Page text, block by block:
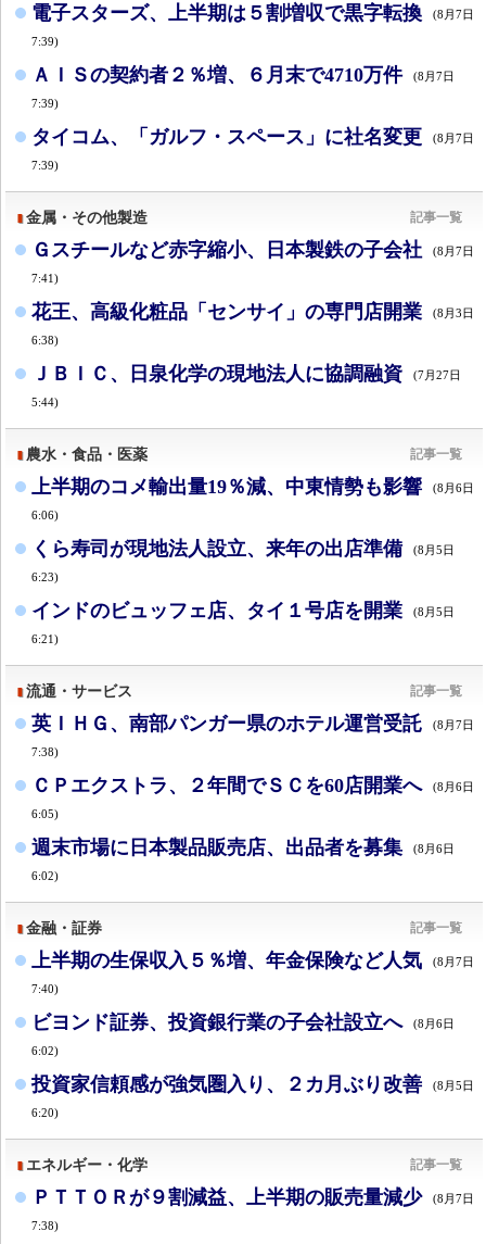
電子スターズ、上半期は５割増収で黒字転換 (8月7日
7:39)
ＡＩＳの契約者２％増、６月末で4710万件 (8月7日
7:39)
タイコム、「ガルフ・スペース」に社名変更 (8月7日
7:39)
金属・その他製造 記事一覧
Ｇスチールなど赤字縮小、日本製鉄の子会社 (8月7日
7:41)
花王、高級化粧品「センサイ」の専門店開業 (8月3日
6:38)
ＪＢＩＣ、日泉化学の現地法人に協調融資 (7月27日
5:44)
農水・食品・医薬 記事一覧
上半期のコメ輸出量19％減、中東情勢も影響 (8月6日
6:06)
くら寿司が現地法人設立、来年の出店準備 (8月5日
6:23)
インドのビュッフェ店、タイ１号店を開業 (8月5日
6:21)
流通・サービス 記事一覧
英ＩＨＧ、南部パンガー県のホテル運営受託 (8月7日
7:38)
ＣＰエクストラ、２年間でＳＣを60店開業へ (8月6日
6:05)
週末市場に日本製品販売店、出品者を募集 (8月6日
6:02)
金融・証券 記事一覧
上半期の生保収入５％増、年金保険など人気 (8月7日
7:40)
ビヨンド証券、投資銀行業の子会社設立へ (8月6日
6:02)
投資家信頼感が強気圏入り、２カ月ぶり改善 (8月5日
6:20)
エネルギー・化学 記事一覧
ＰＴＴＯＲが９割減益、上半期の販売量減少 (8月7日
7:38)